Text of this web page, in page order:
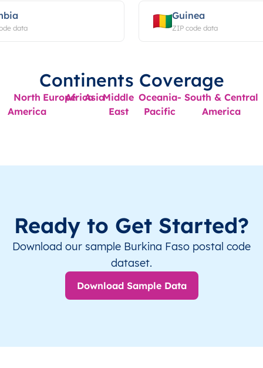
data
Guinea
ZIP code data
Continents Coverage
North
America
EuropeAfricaAsiaMiddle
East
Oceania-
Pacific
South & Central
America
Ready to Get Started?
Download our sample Burkina Faso postal code
dataset.
Download Sample Data